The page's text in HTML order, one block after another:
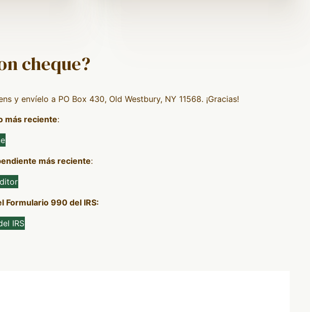
cheque?
y envíelo a PO Box 430, Old Westbury, NY 11568. ¡Gracias!
más reciente:
más reciente:
Formulario 990 del IRS:
IRS